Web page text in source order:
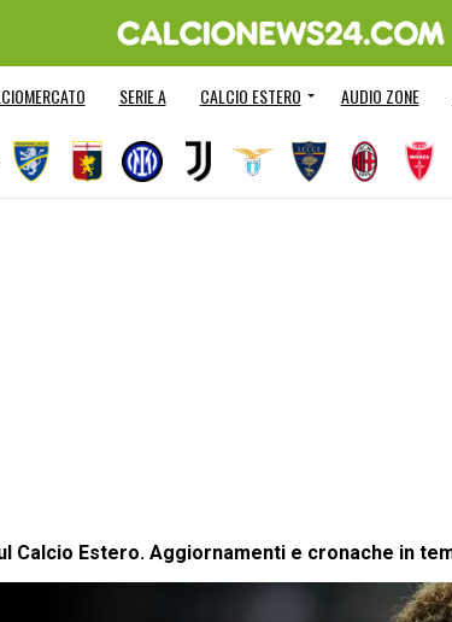
SERIE A CALCIO ESTERO AUDIO ZONE
Calcio Estero. Aggiornamenti e cronache in